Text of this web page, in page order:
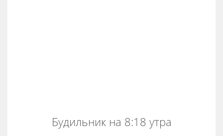
Будильник на 8:18 утра